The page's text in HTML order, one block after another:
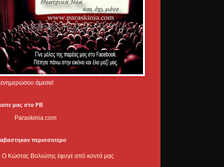
ενημερώσου άμεσα!
μας στο FB
Paraskinia.com
περισσοτερο
Ο Κώστας Βολιώτης έφυγε από κοντά μας